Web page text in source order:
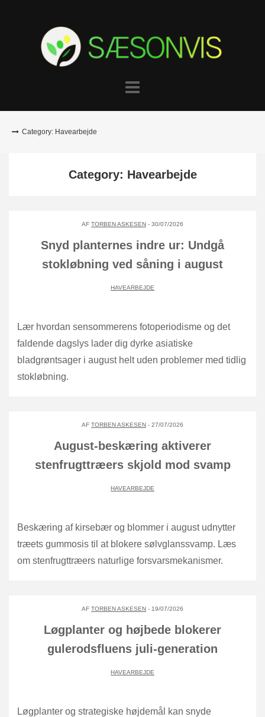
Category: Havearbejde
Category: Havearbejde
AF TORBEN ASKESEN - 30/07/2026
Snyd planternes indre ur: Undgå
stokløbning ved såning i august
HAVEARBEJDE
Lær hvordan sensommerens fotoperiodisme og det
faldende dagslys lader dig dyrke asiatiske
bladgrøntsager i august helt uden problemer med tidlig
stokløbning.
AF TORBEN ASKESEN - 27/07/2026
August-beskæring aktiverer
stenfrugttræers skjold mod svamp
HAVEARBEJDE
Beskæring af kirsebær og blommer i august udnytter
træets gummosis til at blokere sølvglanssvamp. Læs
om stenfrugttræers naturlige forsvarsmekanismer.
AF TORBEN ASKESEN - 19/07/2026
Løgplanter og højbede blokerer
gulerodsfluens juli-generation
HAVEARBEJDE
Løgplanter og strategiske højdemål kan snyde